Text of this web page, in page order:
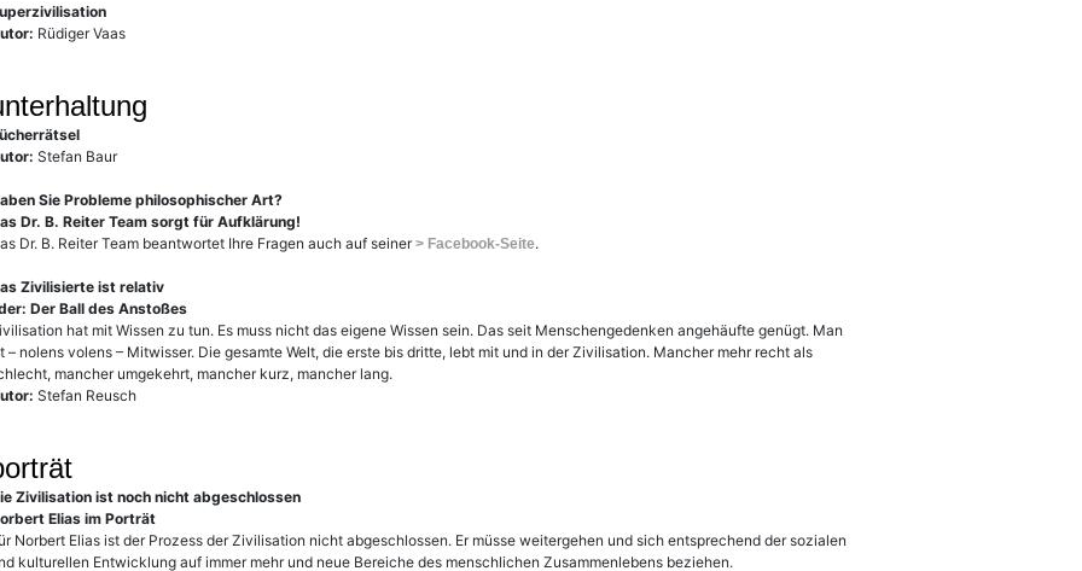
Rüdiger Vaas
Stefan Baur
Sie Probleme philosophischer Art?
Dr. B. Reiter Team sorgt für Aufklärung!
Dr. B. Reiter Team beantwortet Ihre Fragen auch auf seiner> Facebook-Seite.
Zivilisierte ist relativ
Der Ball des Anstoßes
hat mit Wissen zu tun. Es muss nicht das eigene Wissen sein. Das seit Menschengedenken angehäufte genügt. Man
– nolens volens – Mitwisser. Die gesamte Welt, die erste bis dritte, lebt mit und in der Zivilisation. Mancher mehr recht als
mancher umgekehrt, mancher kurz, mancher lang.
Stefan Reusch
Zivilisation ist noch nicht abgeschlossen
Elias im Porträt
Norbert Elias ist der Prozess der Zivilisation nicht abgeschlossen. Er müsse weitergehen und sich entsprechend der sozialen
kulturellen Entwicklung auf immer mehr und neue Bereiche des menschlichen Zusammenlebens beziehen.